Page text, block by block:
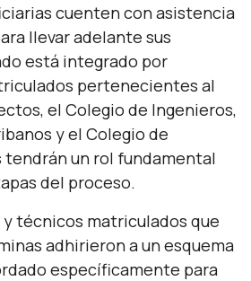
cuenten con asistencia
llevar adelante sus
está integrado por
pertenecientes al
el Colegio de Ingenieros,
y el Colegio de
tendrán un rol fundamental
del proceso.
técnicos matriculados que
adhirieron a un esquema
específicamente para